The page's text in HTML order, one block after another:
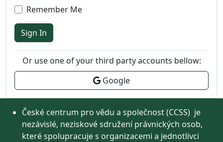
Remember Me
Sign In
Or use one of your third party accounts bellow:
Google
České centrum pro vědu a společnost (CCSS) je
nezávislé, neziskové sdružení právnických osob,
které spolupracuje s organizacemi a jednotlivci